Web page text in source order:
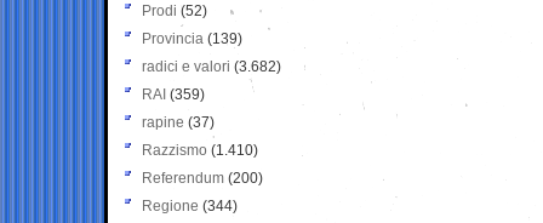
Prodi (52)
Provincia (139)
radici e valori (3.682)
RAI (359)
rapine (37)
Razzismo (1.410)
Referendum (200)
Regione (344)